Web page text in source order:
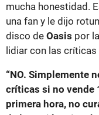
mucha honestidad.
una fan y le dijo
disco de Oasis por
lidiar con las
“NO. Simplemente
críticas si no vende
primera hora, no